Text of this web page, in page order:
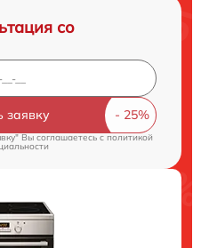
со
заявку
Вы соглашаетесь cполитикой